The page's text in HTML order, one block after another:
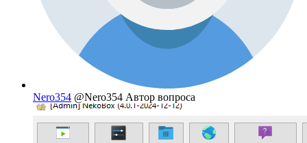
Nero354 @Nero354 Автор вопроса